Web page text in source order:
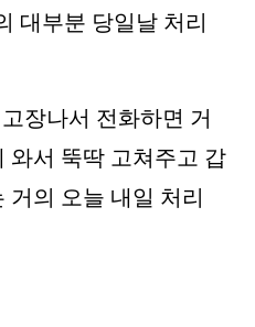
대부분 당일날 처리
장나서 전화하면 거
와서 뚝딱 고쳐주고 갑
거의 오늘 내일 처리